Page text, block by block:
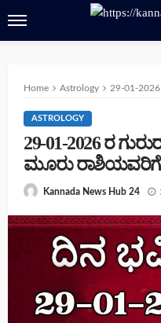
Home Astrology 29-01-2026 ರ
ASTROLOGY
29-01-2026 ರ
ಮೂರು ರಾಶಿಯವರಿಗೆ
Kannada News Hub 24